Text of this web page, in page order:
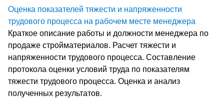
Оценка показателей тяжести и напряженности
трудового процесса на рабочем месте менеджера
Краткое описание работы и должности менеджера по
продаже стройматериалов. Расчет тяжести и
напряженности трудового процесса. Составление
протокола оценки условий труда по показателям
тяжести трудового процесса. Оценка и анализ
полученных результатов.